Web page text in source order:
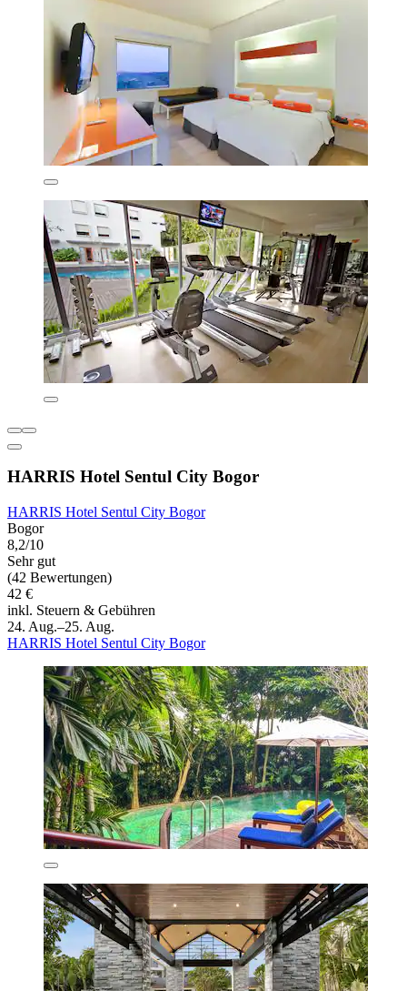
HARRIS Hotel Sentul City Bogor
HARRIS Hotel Sentul City Bogor
Bogor
8,2/10
Sehr gut
(42 Bewertungen)
42 €
inkl. Steuern & Gebühren
24. Aug.–25. Aug.
HARRIS Hotel Sentul City Bogor